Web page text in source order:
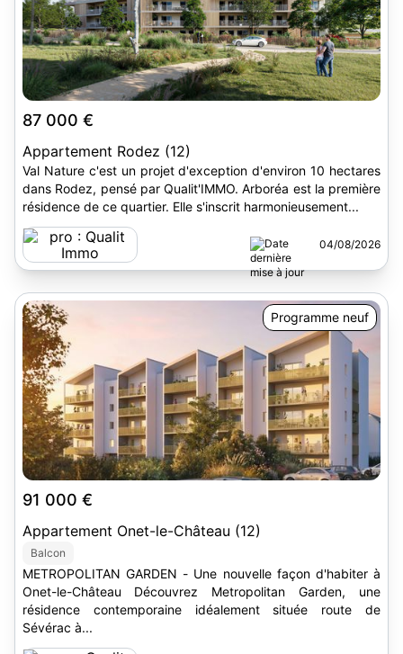
87 000 €
Appartement Rodez (12)
Val Nature c'est un projet d'exception d'environ 10 hectares
dans Rodez, pensé par Qualit'IMMO. Arboréa est la première
résidence de ce quartier. Elle s'inscrit harmonieusement...
04/08/2026
Programme neuf
91 000 €
Appartement Onet-le-Château (12)
Balcon
METROPOLITAN GARDEN - Une nouvelle façon d'habiter à
Onet-le-Château Découvrez Metropolitan Garden, une
résidence contemporaine idéalement située route de
Sévérac à...